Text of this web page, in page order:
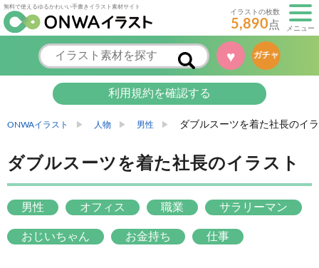
無料で使えるゆるかわいい手書きイラスト素材サイト
イラストの枚数
5,890点 メニュー
♥ ガチャ
利用規約を確認する
ONWAイラスト 人物 男性 ダブルスーツを着た社長のイ
ダブルスーツを着た社長のイラスト
男性 オフィス 職業 サラリーマン
おじいちゃん お金持ち 仕事